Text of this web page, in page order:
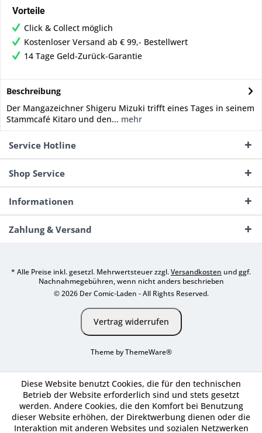
Vorteile
Click & Collect möglich
Kostenloser Versand ab € 99,- Bestellwert
14 Tage Geld-Zurück-Garantie
Beschreibung
Der Mangazeichner Shigeru Mizuki trifft eines Tages in seinem
Stammcafé Kitaro und den... mehr
Service Hotline
Shop Service
Informationen
Zahlung & Versand
* Alle Preise inkl. gesetzl. Mehrwertsteuer zzgl.Versandkosten und ggf.
Nachnahmegebühren, wenn nicht anders beschrieben
© 2026 Der Comic-Laden - All Rights Reserved.
Vertrag widerrufen
Theme byThemeWare®
Diese Website benutzt Cookies, die für den technischen
Betrieb der Website erforderlich sind und stets gesetzt
werden. Andere Cookies, die den Komfort bei Benutzung
dieser Website erhöhen, der Direktwerbung dienen oder die
Interaktion mit anderen Websites und sozialen Netzwerken